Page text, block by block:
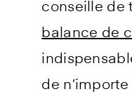
conseille de
balance de
de